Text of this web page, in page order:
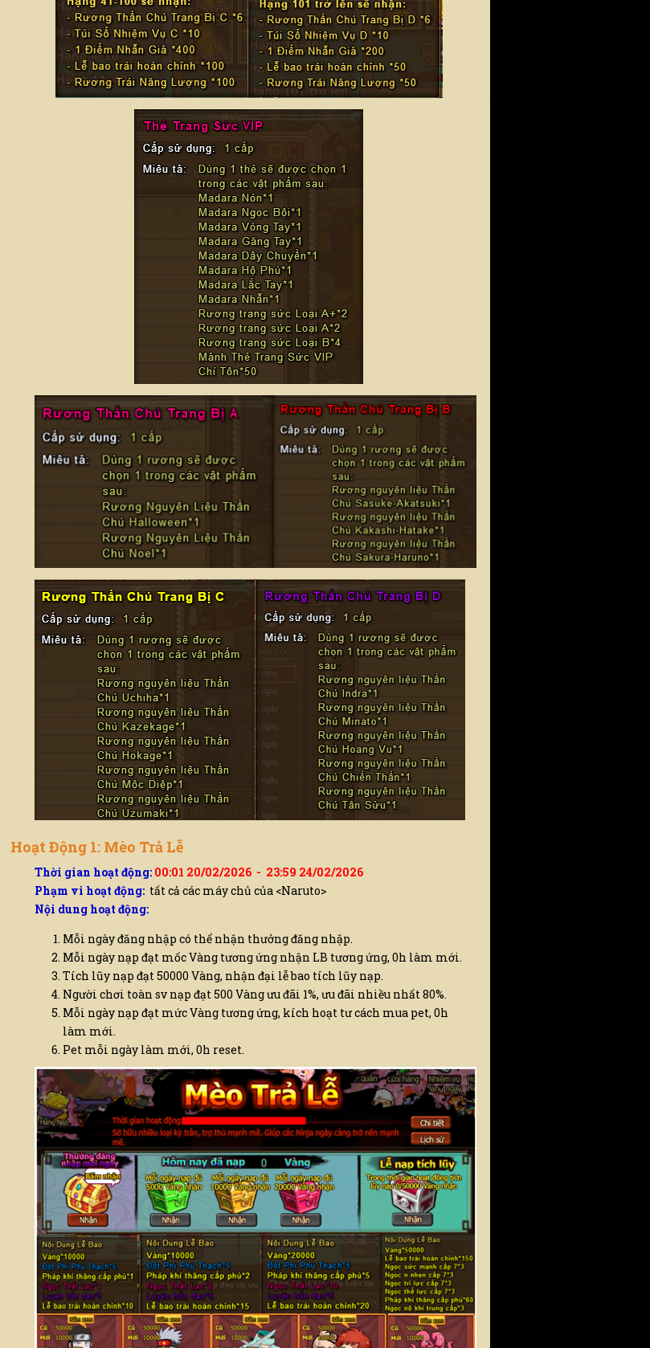
Hoạt Động 1: Mèo Trả Lễ
Thời gian hoạt động: 00:01 20/02/2026 - 23:59 24/02/2026
Phạm vi hoạt động: tất cả các máy chủ của <Naruto>
Nội dung hoạt động:
Mỗi ngày đăng nhập có thể nhận thưởng đăng nhập.
Mỗi ngày nạp đạt mốc Vàng tương ứng nhận LB tương ứng, 0h làm mới.
Tích lũy nạp đạt 50000 Vàng, nhận đại lễ bao tích lũy nạp.
Người chơi toàn sv nạp đạt 500 Vàng ưu đãi 1%, ưu đãi nhiều nhất 80%.
Mỗi ngày nạp đạt mức Vàng tương ứng, kích hoạt tư cách mua pet, 0h
làm mới.
Pet mỗi ngày làm mới, 0h reset.